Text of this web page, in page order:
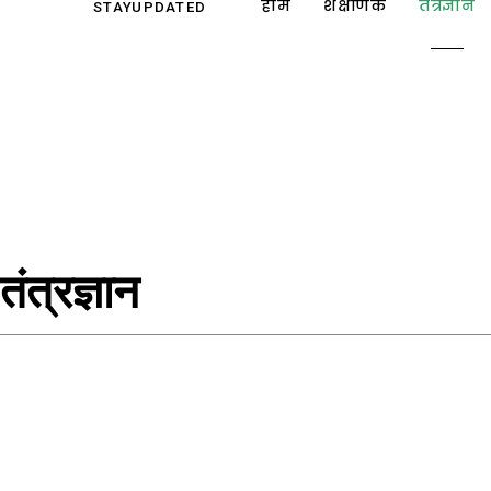
STAYUPDATED होम शैक्षणिक तंत्रज्ञान
तंत्रज्ञान